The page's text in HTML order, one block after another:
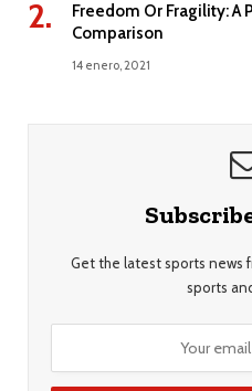
Freedom Or Fragility: A
Comparison
14 enero, 2021
Get the latest sports news
sports